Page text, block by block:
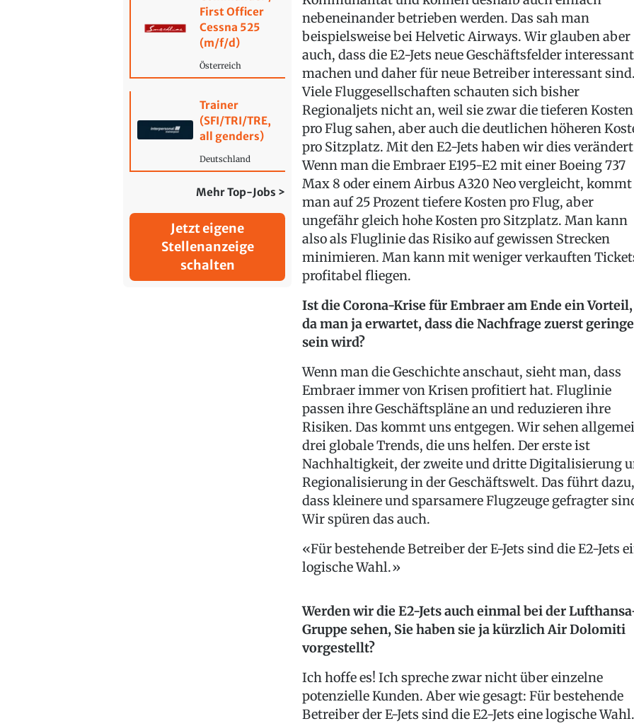
First Officer
Cessna 525
(m/f/d)
Österreich
Trainer
(SFI/TRI/TRE,
all genders)
Deutschland
Mehr Top-Jobs >
Jetzt eigene
Stellenanzeige
schalten
nebeneinander betrieben werden. Das sah man
beispielsweise bei Helvetic Airways. Wir glauben aber
auch, dass die E2-Jets neue Geschäftsfelder interessant
machen und daher für neue Betreiber interessant sind.
Viele Fluggesellschaften schauten sich bisher
Regionaljets nicht an, weil sie zwar die tieferen Kosten
pro Flug sahen, aber auch die deutlichen höheren
pro Sitzplatz. Mit den E2-Jets haben wir dies
Wenn man die Embraer E195-E2 mit einer Boeing 737
Max 8 oder einem Airbus A320 Neo vergleicht, kommt
man auf 25 Prozent tiefere Kosten pro Flug, aber
ungefähr gleich hohe Kosten pro Sitzplatz. Man kann
also als Fluglinie das Risiko auf gewissen Strecken
minimieren. Man kann mit weniger verkauften
profitabel fliegen.
Ist die Corona-Krise für Embraer am Ende ein Vorteil,
da man ja erwartet, dass die Nachfrage zuerst
sein wird?
Wenn man die Geschichte anschaut, sieht man, dass
Embraer immer von Krisen profitiert hat. Fluglinie
passen ihre Geschäftspläne an und reduzieren ihre
Risiken. Das kommt uns entgegen. Wir sehen
drei globale Trends, die uns helfen. Der erste ist
Nachhaltigkeit, der zweite und dritte Digitalisierung
Regionalisierung in der Geschäftswelt. Das führt dazu,
dass kleinere und sparsamere Flugzeuge gefragter
Wir spüren das auch.
Für bestehende Betreiber der E-Jets sind die E2-Jets
logische Wahl.
Werden wir die E2-Jets auch einmal bei der
Gruppe sehen, Sie haben sie ja kürzlich Air Dolomiti
vorgestellt?
Ich hoffe es! Ich spreche zwar nicht über einzelne
potenzielle Kunden. Aber wie gesagt: Für bestehende
Betreiber der E-Jets sind die E2-Jets eine logische Wahl.